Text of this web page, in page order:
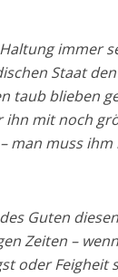
immer
Staat
taub blieben
mit noch
man muss
Guten
Zeiten –
oder